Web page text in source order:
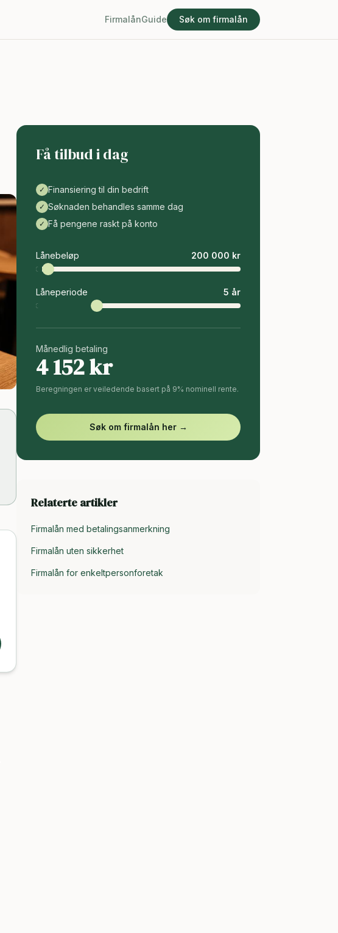
FirmalånGuide Søk om firmalån
Få tilbud i dag
✓ Finansiering til din bedrift
✓ Søknaden behandles samme dag
✓ Få pengene raskt på konto
Lånebeløp 200 000 kr
Låneperiode 5 år
Månedlig betaling
4 152kr
Beregningen er veiledende basert på 9% nominell rente.
Søk om firmalån her →
Relaterte artikler
Firmalån med betalingsanmerkning
Firmalån uten sikkerhet
Firmalån for enkeltpersonforetak